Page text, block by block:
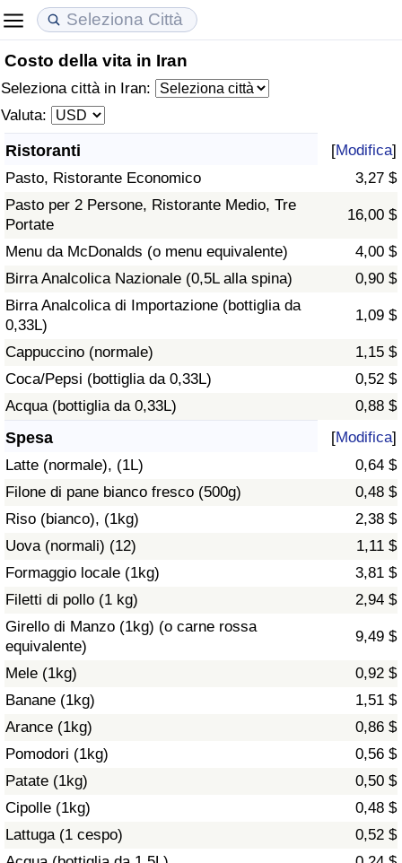
Costo della vita in Iran
Seleziona città in Iran:
Valuta:
Ristoranti [Modifica]
Pasto, Ristorante Economico
3,27 $
Pasto per 2 Persone, Ristorante Medio, Tre
Portate
16,00 $
Menu da McDonalds (o menu equivalente)
4,00 $
Birra Analcolica Nazionale (0,5L alla spina)
0,90 $
Birra Analcolica di Importazione (bottiglia da
0,33L)
1,09 $
Cappuccino (normale)
1,15 $
Coca/Pepsi (bottiglia da 0,33L)
0,52 $
Acqua (bottiglia da 0,33L)
0,88 $
Spesa [Modifica]
Latte (normale), (1L)
0,64 $
Filone di pane bianco fresco (500g)
0,48 $
Riso (bianco), (1kg)
2,38 $
Uova (normali) (12)
1,11 $
Formaggio locale (1kg)
3,81 $
Filetti di pollo (1 kg)
2,94 $
Girello di Manzo (1kg) (o carne rossa
equivalente)
9,49 $
Mele (1kg)
0,92 $
Banane (1kg)
1,51 $
Arance (1kg)
0,86 $
Pomodori (1kg)
0,56 $
Patate (1kg)
0,50 $
Cipolle (1kg)
0,48 $
Lattuga (1 cespo)
0,52 $
Costo della vita
Indice Del Costo Della Vita (corrente)
Indice Del Costo Della Vita
Indice del Costo della Vita per Nazione
ad Aqaba
Prezzi degli immobili
Indice del Prezzo delle Case (Corrente)
Indice del Prezzo delle Case
Indice del Prezzo delle Case per Nazione
Qualità della Vita
Indice della Qualità della Vita
Indice della Qualità della Vita (Corrente)
Indice della qualità della vita per Paese
Criminalità
Indice del Tasso di Criminalità (Corrente)
Indice della Criminalità
Indice di criminalità per paese
Assistenza Sanitaria
Indice dell’Assistenza Sanitaria (Corrente)
Indice dell’Assistenza Sanitaria
Indice dell’Assistenza Sanitaria per
Nazione
Inquinamento
Indice dell’Inquinamento (Corrente)
Indice di inquinamento
Indice dell’Inquinamento per Nazione
Traffico